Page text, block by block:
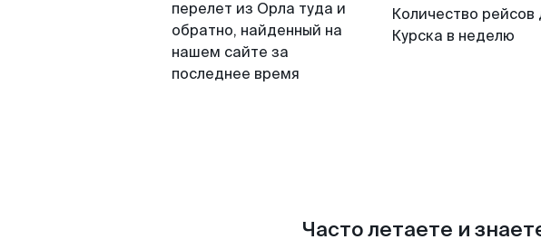
перелет из Орла туда и
обратно, найденный на
нашем сайте за
последнее время
Количество рейсов
Курска в неделю
Часто летаете и